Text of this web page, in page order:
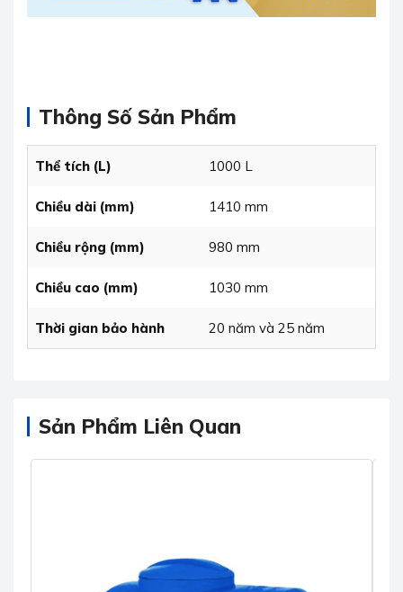
Thông Số Sản Phẩm
Thể tích (L) 1000 L
Chiều dài (mm) 1410 mm
Chiều rộng (mm) 980 mm
Chiều cao (mm) 1030 mm
Thời gian bảo hành 20 năm và 25 năm
Sản Phẩm Liên Quan